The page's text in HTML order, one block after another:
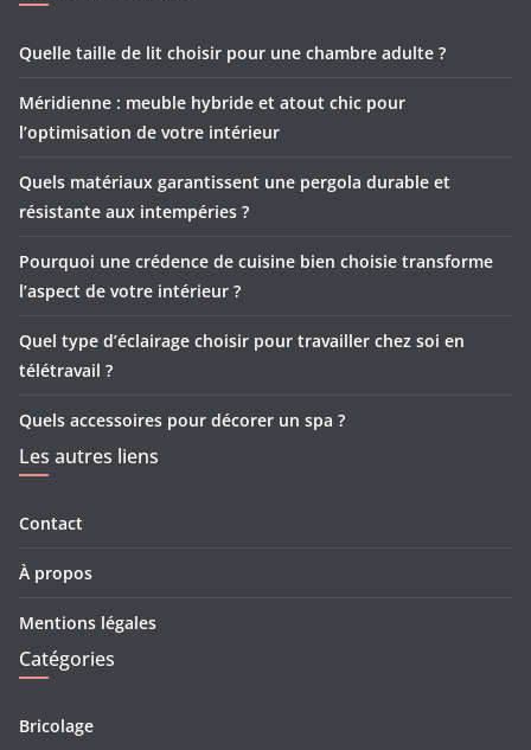
Quelle taille de lit choisir pour une chambre adulte ?
Méridienne : meuble hybride et atout chic pour
l’optimisation de votre intérieur
Quels matériaux garantissent une pergola durable et
résistante aux intempéries ?
Pourquoi une crédence de cuisine bien choisie transforme
l’aspect de votre intérieur ?
Quel type d’éclairage choisir pour travailler chez soi en
télétravail ?
Quels accessoires pour décorer un spa ?
Les autres liens
Contact
À propos
Mentions légales
Catégories
Bricolage